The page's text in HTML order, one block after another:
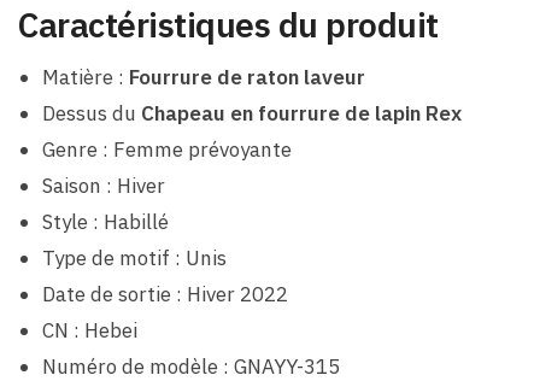
Caractéristiques du produit
Matière : Fourrure de raton laveur
Dessus du Chapeau en fourrure de lapin Rex
Genre : Femme prévoyante
Saison : Hiver
Style : Habillé
Type de motif : Unis
Date de sortie : Hiver 2022
CN : Hebei
Numéro de modèle : GNAYY-315